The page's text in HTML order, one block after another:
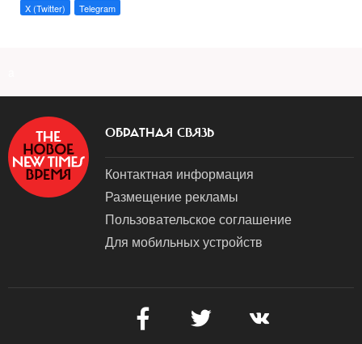
X (Twitter) Telegram
ОБРАТНАЯ СВЯЗЬ
Контактная информация
Размещение рекламы
Пользовательское соглашение
Для мобильных устройств